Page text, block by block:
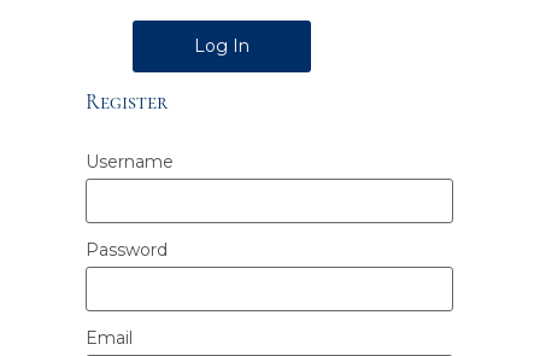
Alternative:
Register
Username
Password
Email